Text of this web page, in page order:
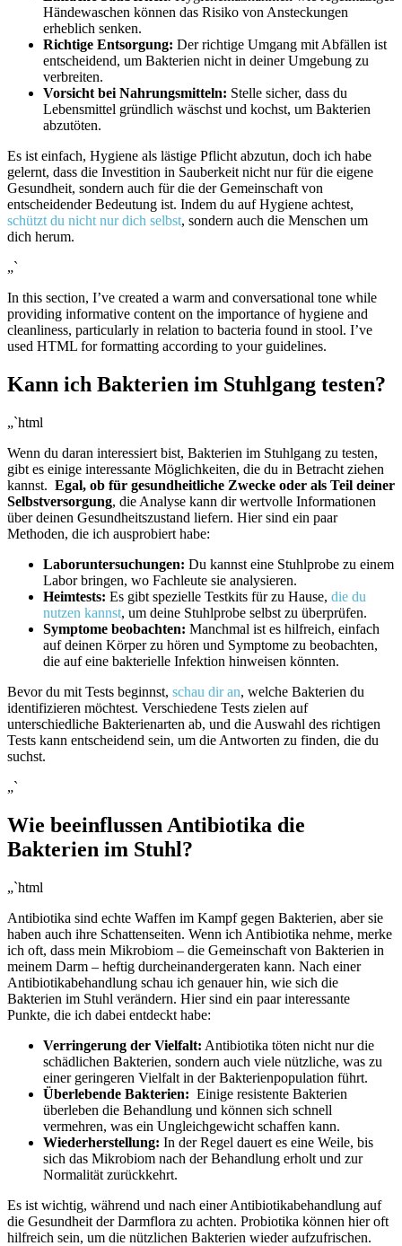
Händewaschen‌ können das Risiko von Ansteckungen
erheblich senken.
Richtige Entsorgung: Der richtige Umgang mit Abfällen ist
entscheidend, um ⁢Bakterien‌ nicht in deiner Umgebung zu
verbreiten.
Vorsicht bei ‍Nahrungsmitteln: Stelle sicher, dass ⁣du
Lebensmittel gründlich wäschst und kochst, um Bakterien
abzutöten.
Es ist einfach, ‍Hygiene als lästige ⁢Pflicht abzutun, doch ich habe
gelernt, dass die Investition in Sauberkeit nicht nur für die‍ eigene
‌Gesundheit, sondern auch für die der Gemeinschaft von
entscheidender Bedeutung ist. Indem du auf Hygiene achtest,
schützt du nicht nur dich selbst, sondern auch die Menschen um
dich herum.
„`
In this section, I’ve created a warm and conversational tone while
providing informative content on the importance of hygiene ⁤and
cleanliness, particularly in relation to bacteria found in stool. I’ve‌
used ‌HTML for formatting ⁤according to your guidelines.
Kann⁤ ich Bakterien im Stuhlgang testen?
„`html
Wenn du daran⁢ interessiert ⁤bist, Bakterien im Stuhlgang⁢ zu testen,
gibt es einige⁢ interessante Möglichkeiten, die ⁤du ‌in Betracht ziehen
kannst. ⁢ Egal, ob für gesundheitliche Zwecke oder als Teil deiner
Selbstversorgung, die Analyse kann dir ‍wertvolle Informationen
‍über deinen Gesundheitszustand liefern. Hier ‍sind ein ​paar
Methoden,⁤ die ‌ich ausprobiert habe:
Laboruntersuchungen: Du kannst eine Stuhlprobe ​zu‌ einem
⁢Labor bringen, wo Fachleute sie analysieren.
Heimtests: Es gibt spezielle Testkits für‍ zu ⁣Hause, ‌ die du
nutzen kannst, um deine Stuhlprobe selbst zu​ überprüfen.
Symptome beobachten: Manchmal ist es hilfreich,‍ einfach
auf deinen Körper zu hören ​und ‌Symptome ⁣zu ⁣beobachten,‌
die auf eine‌ bakterielle Infektion‍ hinweisen könnten.
Bevor du mit Tests beginnst, schau dir an,⁣ welche Bakterien du
identifizieren möchtest. ⁢Verschiedene Tests ⁣zielen auf
unterschiedliche Bakterienarten ab, und die Auswahl ⁢des richtigen
Tests kann entscheidend sein, um die Antworten zu finden, die du
suchst.
„`
Wie beeinflussen Antibiotika die
Bakterien im Stuhl?
„`html
Antibiotika sind echte Waffen im⁤ Kampf gegen Bakterien, ⁢aber sie
haben auch ‍ihre Schattenseiten. Wenn ich Antibiotika nehme, merke
ich oft, ‌dass mein Mikrobiom – die Gemeinschaft von Bakterien in
meinem Darm – heftig durcheinandergeraten kann. Nach einer
Antibiotikabehandlung ⁣schau ich genauer hin, wie sich‌ die‌
Bakterien ​im Stuhl verändern. Hier sind ⁢ein ‍paar interessante
‍Punkte, die ich dabei entdeckt habe:
Verringerung der Vielfalt: Antibiotika töten‍ nicht nur ⁢die
schädlichen Bakterien, sondern auch​ viele nützliche,⁤ was zu ​
einer geringeren Vielfalt in der⁤ Bakterienpopulation führt.
Überlebende Bakterien: ⁤ Einige resistente Bakterien
überleben die Behandlung und ​können sich schnell
vermehren, ⁢was ein Ungleichgewicht schaffen kann.
Wiederherstellung: In der Regel dauert es‌ eine ‍Weile, bis
sich das Mikrobiom nach der Behandlung erholt‍ und zur
Normalität zurückkehrt.
Es ist wichtig,​ während und nach einer Antibiotikabehandlung auf
die Gesundheit der Darmflora⁢ zu achten. ​Probiotika können hier oft
hilfreich sein, um die nützlichen Bakterien wieder aufzufrischen.